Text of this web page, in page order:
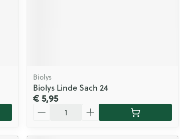
Biolys
Biolys Linde Sach 24
€ 5,95